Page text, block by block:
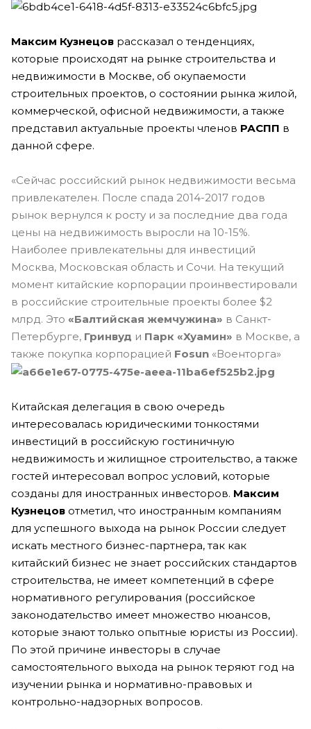
Максим Кузнецов рассказал о тенденциях,
которые происходят на рынке строительства и
недвижимости в Москве, об окупаемости
строительных проектов, о состоянии рынка жилой,
коммерческой, офисной недвижимости, а также
представил актуальные проекты членов РАСПП в
данной сфере.
«Сейчас российский рынок недвижимости весьма
привлекателен. После спада 2014-2017 годов
рынок вернулся к росту и за последние два года
цены на недвижимость выросли на 10-15%.
Наиболее привлекательны для инвестиций
Москва, Московская область и Сочи. На текущий
момент китайские корпорации проинвестировали
в российские строительные проекты более $2
млрд. Это «Балтийская жемчужина» в Санкт-
Петербурге, Гринвуд и Парк «Хуамин» в Москве, а
также покупка корпорацией Fosun «Военторга»
Китайская делегация в свою очередь
интересовалась юридическими тонкостями
инвестиций в российскую гостиничную
недвижимость и жилищное строительство, а также
гостей интересовал вопрос условий, которые
созданы для иностранных инвесторов. Максим
Кузнецов отметил, что иностранным компаниям
для успешного выхода на рынок России следует
искать местного бизнес-партнера, так как
китайский бизнес не знает российских стандартов
строительства, не имеет компетенций в сфере
нормативного регулирования (российское
законодательство имеет множество нюансов,
которые знают только опытные юристы из России).
По этой причине инвесторы в случае
самостоятельного выхода на рынок теряют год на
изучении рынка и нормативно-правовых и
контрольно-надзорных вопросов.